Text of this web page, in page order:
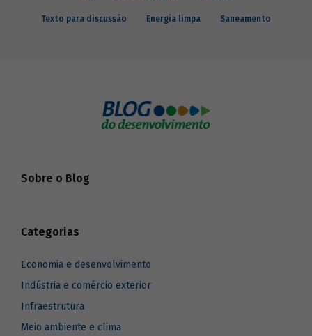
Texto para discussão Energia limpa Saneamento
Sobre o Blog
Categorias
Economia e desenvolvimento
Indústria e comércio exterior
Infraestrutura
Meio ambiente e clima